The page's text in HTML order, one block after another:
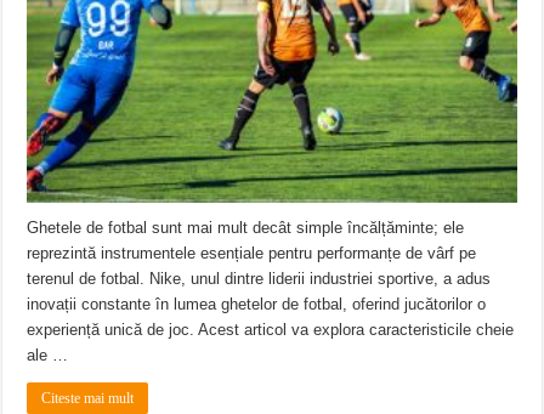
Ghetele de fotbal sunt mai mult decât simple încălțăminte; ele
reprezintă instrumentele esențiale pentru performanțe de vârf pe
terenul de fotbal. Nike, unul dintre liderii industriei sportive, a adus
inovații constante în lumea ghetelor de fotbal, oferind jucătorilor o
experiență unică de joc. Acest articol va explora caracteristicile cheie
ale …
Citeste mai mult